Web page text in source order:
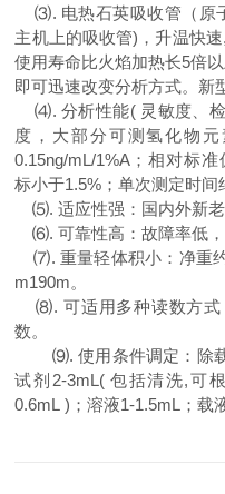
⑶. 电热石英吸收管（原
主机上的吸收管)，升温快
使用寿命比火焰加热长5倍
即可迅速改变分析方式。新
⑷. 分析性能( 灵敏度、检
度，大部分可测氢化物元
0.15ng/mL/1%A；相对标
标小于1.5%；单次测定时间
⑸. 适应性强：国内外新老
⑹. 可靠性高：故障率低，
⑺. 重量轻体积小：净重
m190m。
⑻. 可适用多种读数方式
数。
⑼.使用条件调定：除
试剂 2-3mL( 包括清洗,可
0.6mL )；溶液1-1.5mL；载